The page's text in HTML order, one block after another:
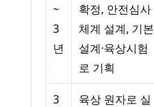
~
3
년
확정, 안전심사
체계 설계, 기본
설계·육상시험
로 기획
3 육상 원자로 실